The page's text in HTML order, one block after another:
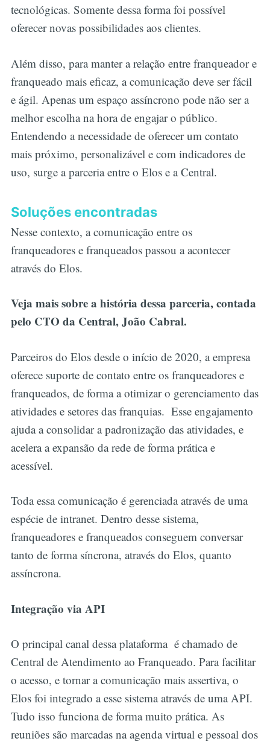
tecnológicas. Somente dessa forma foi possível
oferecer novas possibilidades aos clientes.
Além disso, para manter a relação entre franqueador e
franqueado mais eficaz, a comunicação deve ser fácil
e ágil. Apenas um espaço assíncrono pode não ser a
melhor escolha na hora de engajar o público.
Entendendo a necessidade de oferecer um contato
mais próximo, personalizável e com indicadores de
uso, surge a parceria entre o Elos e a Central.
Soluções encontradas
Nesse contexto, a comunicação entre os
franqueadores e franqueados passou a acontecer
através do Elos.
Veja mais sobre a história dessa parceria, contada
pelo CTO da Central, João Cabral.
Parceiros do Elos desde o início de 2020, a empresa
oferece suporte de contato entre os franqueadores e
franqueados, de forma a otimizar o gerenciamento das
atividades e setores das franquias. Esse engajamento
ajuda a consolidar a padronização das atividades, e
acelera a expansão da rede de forma prática e
acessível.
Toda essa comunicação é gerenciada através de uma
espécie de intranet. Dentro desse sistema,
franqueadores e franqueados conseguem conversar
tanto de forma síncrona, através do Elos, quanto
assíncrona.
Integração via API
O principal canal dessa plataforma é chamado de
Central de Atendimento ao Franqueado. Para facilitar
o acesso, e tornar a comunicação mais assertiva, o
Elos foi integrado a esse sistema através de uma API.
Tudo isso funciona de forma muito prática. As
reuniões são marcadas na agenda virtual e pessoal dos